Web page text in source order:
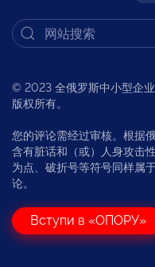
© 2023 全俄罗斯中小型企
版权所有。
您的评论需经过审核。根据
含有脏话和（或）人身攻击
为点、破折号等符号同样属
论。
Вступи в «ОПОРУ»